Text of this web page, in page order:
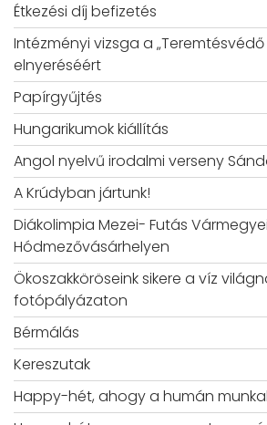
Étkezési díj befizetés
Intézményi vizsga a „Teremtésvédő
elnyeréséért
Papírgyűjtés
Hungarikumok kiállítás
Angol nyelvű irodalmi verseny
A Krúdyban jártunk!
Diákolimpia Mezei- Futás
Hódmezővásárhelyen
Ökoszakköröseink sikere a víz
fotópályázaton
Bérmálás
Kereszutak
Happy-hét, ahogy a humán